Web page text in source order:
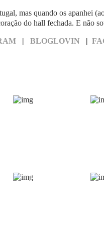
mas quando os apanhei
do hall fechada. E não
| BLOGLOVIN |